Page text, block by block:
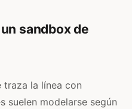
sandbox de
traza la línea con
suelen modelarse según